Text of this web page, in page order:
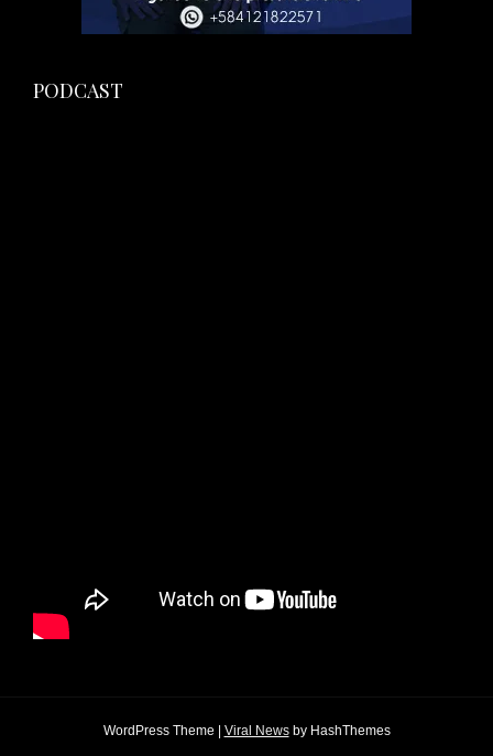
PODCAST
WordPress Theme | Viral Newsby HashThemes